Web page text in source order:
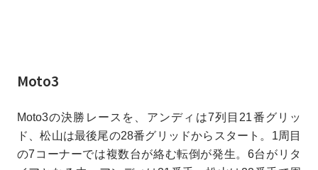
Moto3
Moto3の決勝レースを、アンディは7列目21番グリッ
ド、松山は最後尾の28番グリッドからスタート。1周目
の7コーナーでは複数台が絡む転倒が発生。6台がリタ